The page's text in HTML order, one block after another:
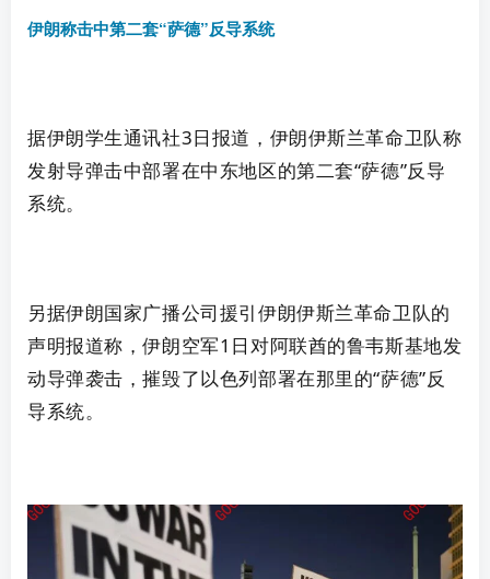
伊朗称击中第二套“萨德”反导系统
据伊朗学生通讯社3日报道， 伊朗伊斯兰革命卫队称
发射导弹击中部署在中东地区的第二套“萨德”反导
系统。
另据伊朗国家广播公司援引伊朗伊斯兰革命卫队的
声明报道称，伊朗空军1日对阿联酋的鲁韦斯基地发
动导弹袭击，摧毁了以色列部署在那里的“萨德”反
导系统。